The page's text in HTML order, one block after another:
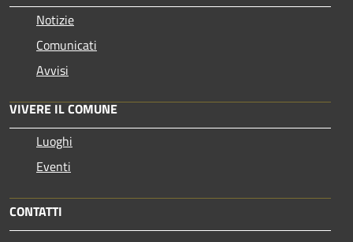
Notizie
Comunicati
Avvisi
VIVERE IL COMUNE
Luoghi
Eventi
CONTATTI